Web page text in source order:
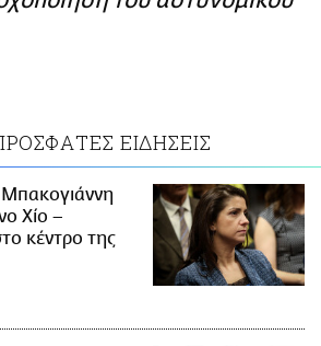
ΕΙΔΗΣΕΙΣ
Μπακογιάννη
Χίο –
κέντρο της